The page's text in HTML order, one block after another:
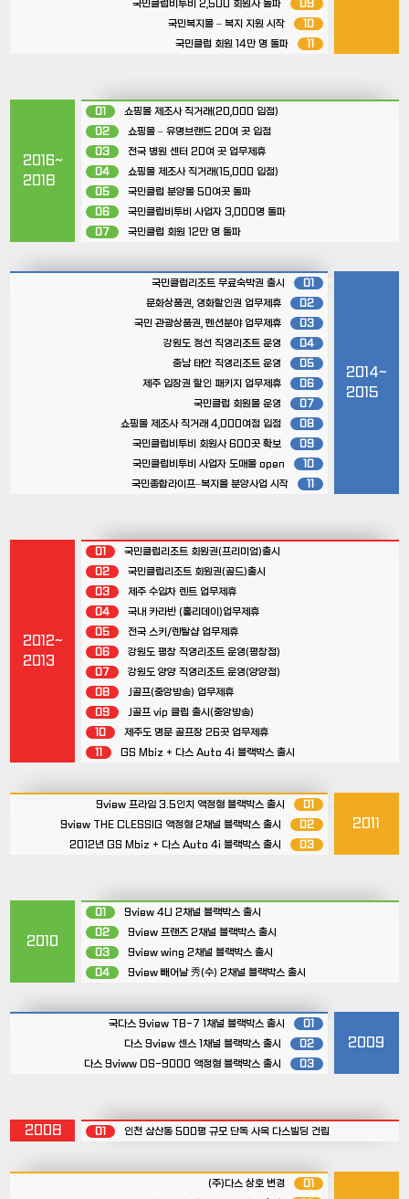
국민클럽비투비 2,500 회원사 돌파
09
국민복지몰 – 복지 지원 시작
10
국민클럽 회원 14만 명 돌파
11
2016~
2018
01
쇼핑몰 제조사 직거래(20,000 입점)
02
쇼핑몰 – 유명브랜드 20여 곳 입점
03
전국 병원 센터 20여 곳 업무제휴
04
쇼핑몰 제조사 직거래(15,000 입점)
05
국민클럽 분양몰 50여곳 돌파
06
국민클럽비투비 사업자 3,000명 돌파
07
국민클럽 회원 12만 명 돌파
국민클럽리조트 무료숙박권 출시
01
문화상품권, 영화할인권 업무제휴
02
국민 관광상품권, 펜션분야 업무제휴
03
강원도 정선 직영리조트 운영
04
충남 태안 직영리조트 운영
05
제주 입장권 할인 패키지 업무제휴
06
국민클럽 회원몰 운영
07
쇼핑몰 제조사 직거래 4,000여점 입점
08
국민클럽비투비 회원사 600곳 확보
09
국민클럽비투비 사업자 도매몰 open
10
국민종합라이프–복지몰 분양사업 시작
2014~
2015
2012~
2013
01
국민클럽리조트 회원권(프리미엄)출시
02
국민클럽리조트 회원권(골드)출시
03
제주 수입차 렌트 업무제휴
04
국내 카라반 (홀리데이)업무제휴
05
전국 스키/렌탈샵 업무제휴
06
강원도 평창 직영리조트 운영(평창점)
07
강원도 양양 직영리조트 운영(양양점)
08
J골프(중앙방송) 업무제휴
09
J골프 vip 클럽 출시(중앙방송)
10
제주도 명문 골프장 26곳 업무제휴
GS Mbiz + 다스 Auto 4i 블랙박스 출시
9view 프라임 3.5인치 액정형 블랙박스 출시
01
9view THE CLESSIG 액정형 2채널 블랙박스 출시
02
2012년 GS Mbiz + 다스 Auto 4i 블랙박스 출시
03
2011
2010
01
9view 4U 2채널 블랙박스 출시
02
9view 프랜즈 2채널 블랙박스 출시
03
9view wing 2채널 블랙박스 출시
04
9view 빼어날 秀(수) 2채널 블랙박스 출시
국다스 9view TB-7 1채널 블랙박스 출시
01
다스 9view 센스 1채널 블랙박스 출시
02
다스 9viww DS-9000 액정형 블랙박스 출시
03
2009
2008 01 인천 삼산동 500평 규모 단독 사옥 다스빌딩 건립
(주)다스 상호 변경
01